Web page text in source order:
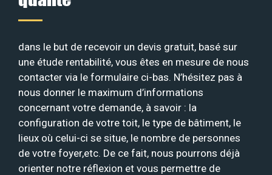
dans le but de recevoir un devis gratuit, basé sur
une étude rentabilité, vous êtes en mesure de nous
contacter via le formulaire ci-bas. N’hésitez pas à
nous donner le maximum d’informations
concernant votre demande, à savoir : la
configuration de votre toit, le type de bâtiment, le
lieux où celui-ci se situe, le nombre de personnes
de votre foyer,etc. De ce fait, nous pourrons déjà
orienter notre réflexion et vous permettre de